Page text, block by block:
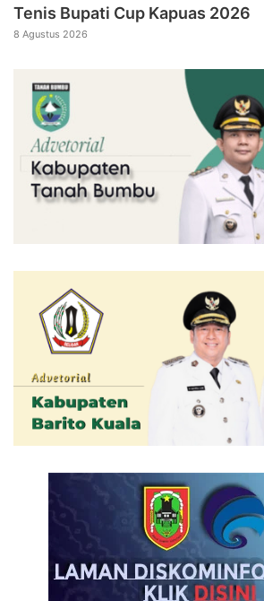
Tenis Bupati Cup Kapuas 2026
8 Agustus 2026